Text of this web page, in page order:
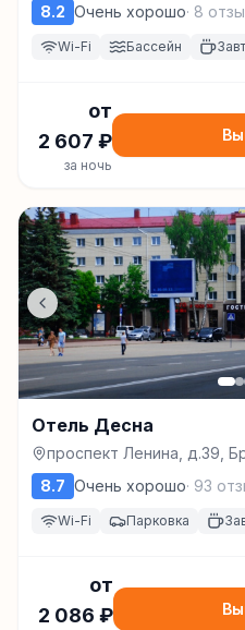
8.2 Очень хорошо· 8
Wi-Fi Бассейн
от
2 607 ₽
за ночь
Отель Десна
проспект Ленина, д.39,
8.7 Очень хорошо· 93
Wi-Fi Парковка
от
2 086 ₽